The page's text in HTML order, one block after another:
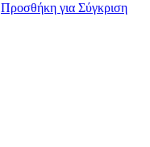
Προσθήκη για Σύγκριση